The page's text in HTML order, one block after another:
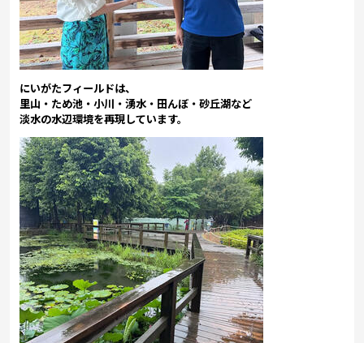
にいがたフィールドは、
里山・ため池・小川・湧水・田んぼ・砂丘湖など
淡水の水辺環境を再現しています。